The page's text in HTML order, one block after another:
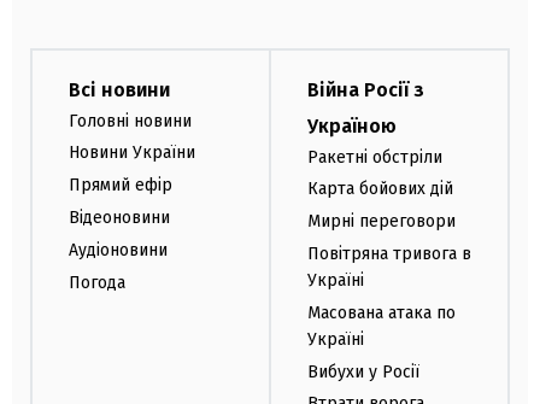
Всі новини
Головні новини
Новини України
Прямий ефір
Відеоновини
Аудіоновини
Погода
Війна Росії з
Україною
Ракетні обстріли
Карта бойових дій
Мирні переговори
Повітряна тривога в
Україні
Масована атака по
Україні
Вибухи у Росії